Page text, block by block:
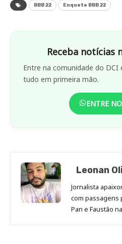
BBB 22 Enquete BBB 22
Receba notícias
Entre na comunidade do
tudo em primeira mão.
ENTRE
Leonan
Jornalista
com passagens
Pan e Faustão